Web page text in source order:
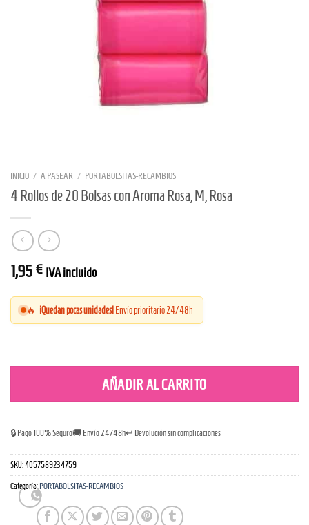
INICIO / A PASEAR / PORTABOLSITAS-RECAMBIOS
4 Rollos de 20 Bolsas con Aroma Rosa, M, Rosa
1,95 € IVA incluido
🔥 ¡Quedan pocas unidades! Envío prioritario 24/48h
AÑADIR AL CARRITO
🔒 Pago 100% Seguro🚚 Envío 24/48h↩️ Devolución sin complicaciones
SKU:4057589234759
Categoría:PORTABOLSITAS-RECAMBIOS